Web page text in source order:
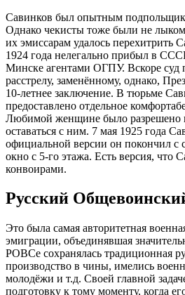
Савинков был опытным
Однако чекисты тоже были не
их эмиссарам удалось перехитрить
1924 года нелегально прибыл в
Минске агентами ОГПУ. Вскоре суд
расстрелу, заменённому, однако,
10-летнее заключение. В тюрьме
предоставлено отдельное
Любимой женщине было разрешено
оставаться с ним. 7 мая 1925 года
официальной версии он покончил с
окно с 5-го этажа. Есть версия, что
конвоирами.
Русский
Это была самая авторитетная
эмиграции, объединявшая
РОВСе сохранялась традиционная
производство в чины, имелись
молодёжи и т.д. Своей главной
подготовку к тому моменту, когда